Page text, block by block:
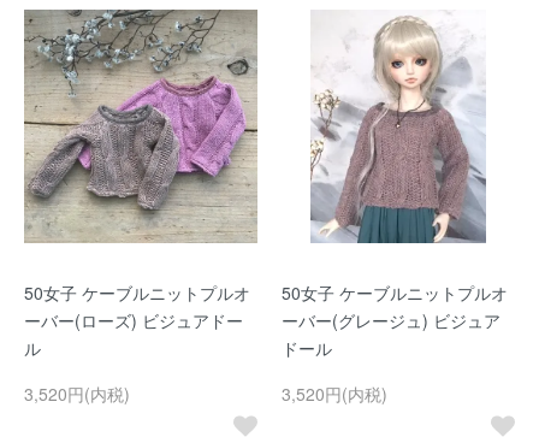
50女子 ケーブルニットプルオ
ーバー(ローズ) ビジュアドー
ル
3,520円(内税)
50女子 ケーブルニットプルオ
ーバー(グレージュ) ビジュア
ドール
3,520円(内税)